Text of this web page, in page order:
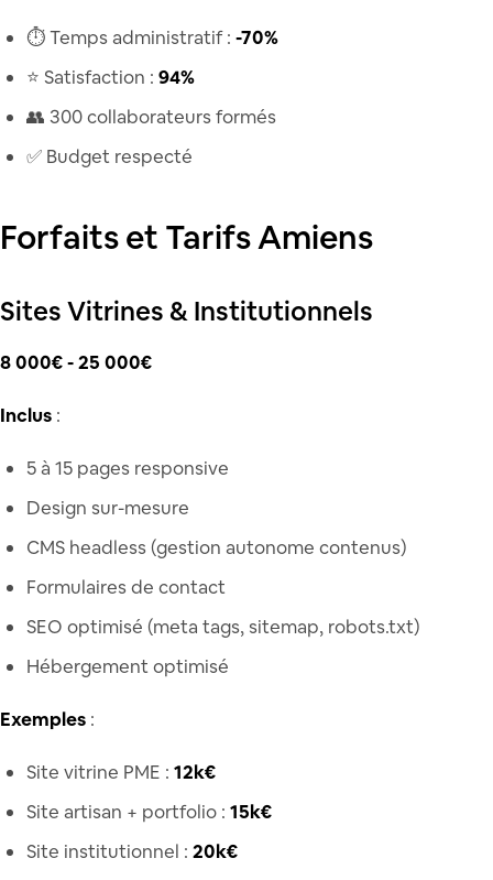
⏱️ Temps administratif : -70%
⭐ Satisfaction : 94%
👥 300 collaborateurs formés
✅ Budget respecté
Forfaits et Tarifs Amiens
Sites Vitrines & Institutionnels
8 000€ - 25 000€
Inclus :
5 à 15 pages responsive
Design sur-mesure
CMS headless (gestion autonome contenus)
Formulaires de contact
SEO optimisé (meta tags, sitemap, robots.txt)
Hébergement optimisé
Exemples :
Site vitrine PME : 12k€
Site artisan + portfolio : 15k€
Site institutionnel : 20k€